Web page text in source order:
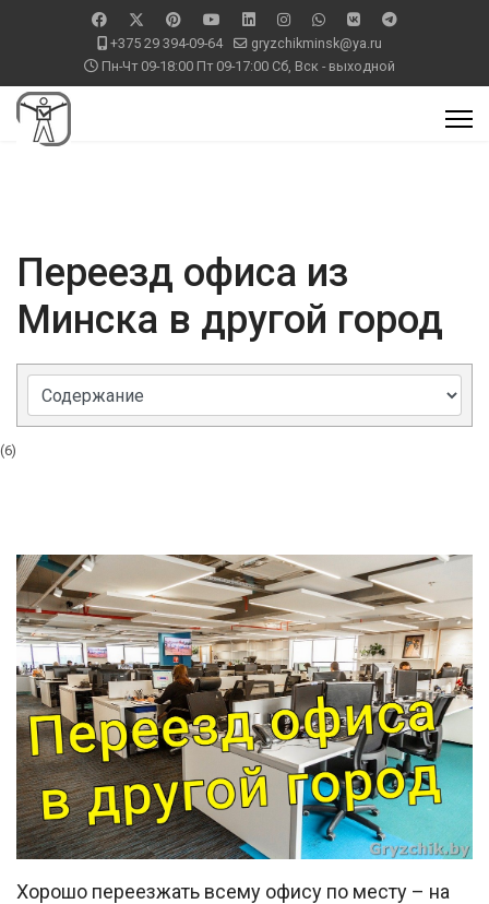
+375 29 394-09-64
gryzchikminsk@ya.ru
Пн-Чт 09-18:00 Пт 09-17:00 Сб, Вск - выходной
Переезд офиса из
Минска в другой город
(6)
Хорошо переезжать всему офису по месту – на